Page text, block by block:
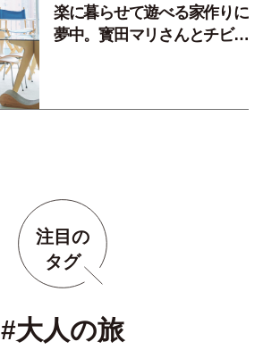
楽に暮らせて遊べる家作りに
夢中。寳田マリさんとチビ尾
注目の
タグ
#大人の旅